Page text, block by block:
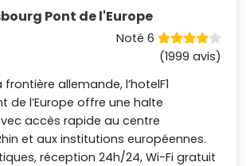
Pont de l'Europe
Noté 6
(1999 avis)
allemande, l’hotelF1
de l’Europe offre une halte
accès rapide au centre
et aux institutions européennes.
réception 24h/24, Wi-Fi gratuit